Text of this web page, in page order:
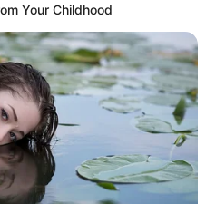
Your Childhood